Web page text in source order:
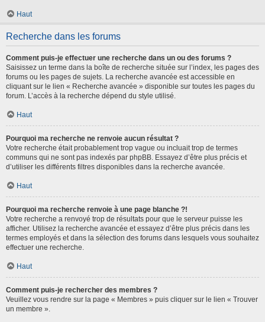
Haut
Recherche dans les forums
Comment puis-je effectuer une recherche dans un ou des forums ?
Saisissez un terme dans la boîte de recherche située sur l’index, les pages des
forums ou les pages de sujets. La recherche avancée est accessible en
cliquant sur le lien « Recherche avancée » disponible sur toutes les pages du
forum. L’accès à la recherche dépend du style utilisé.
Haut
Pourquoi ma recherche ne renvoie aucun résultat ?
Votre recherche était probablement trop vague ou incluait trop de termes
communs qui ne sont pas indexés par phpBB. Essayez d’être plus précis et
d’utiliser les différents filtres disponibles dans la recherche avancée.
Haut
Pourquoi ma recherche renvoie à une page blanche ?!
Votre recherche a renvoyé trop de résultats pour que le serveur puisse les
afficher. Utilisez la recherche avancée et essayez d’être plus précis dans les
termes employés et dans la sélection des forums dans lesquels vous souhaitez
effectuer une recherche.
Haut
Comment puis-je rechercher des membres ?
Veuillez vous rendre sur la page « Membres » puis cliquer sur le lien « Trouver
un membre ».